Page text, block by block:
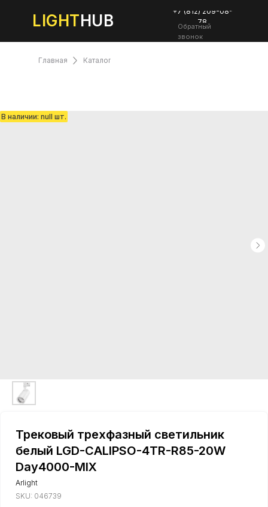
LIGHTHUB
+7 (812) 209-08-
78
Обратный
звонок
Каталог
Главная
Трековый трехфазный светильник
белый LGD-CALIPSO-4TR-R85-20W
Day4000-MIX
Arlight
SKU: 046739